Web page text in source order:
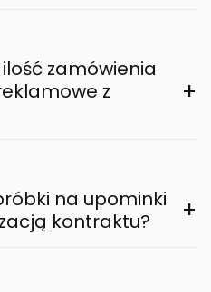
zamówienia
z
+
na upominki
kontraktu?
+